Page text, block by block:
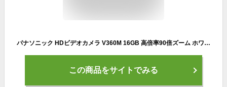
パナソニック HDビデオカメラ V360M 16GB 高倍率90倍ズーム ホワイト HC-V360M-W (整備済み品)
この商品をサイトでみる